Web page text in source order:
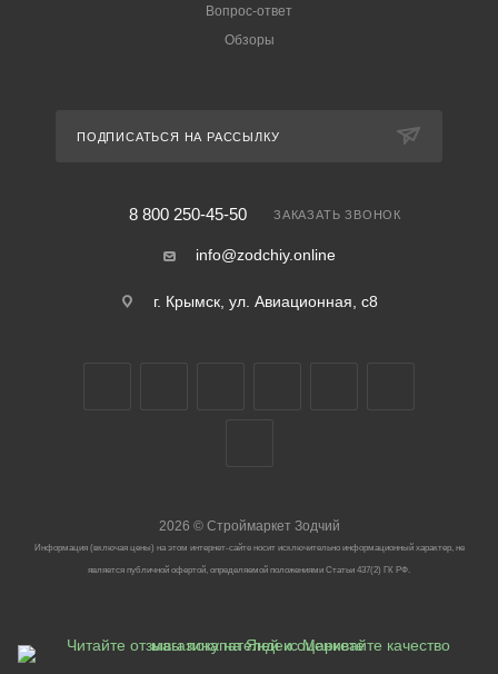
Вопрос-ответ
Обзоры
ПОДПИСАТЬСЯ НА РАССЫЛКУ
8 800 250-45-50 ЗАКАЗАТЬ ЗВОНОК
info@zodchiy.online
г. Крымск, ул. Авиационная, с8
2026 ©Строймаркет Зодчий
Информация (включая цены) на этом интернет-сайте носит исключительно информационный характер, не
является публичной офертой, определяемой положениями Статьи 437(2) ГК РФ.